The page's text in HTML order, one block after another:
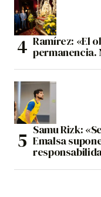
Ramírez: «El
permanencia.
Samu Rizk:
Emalsa